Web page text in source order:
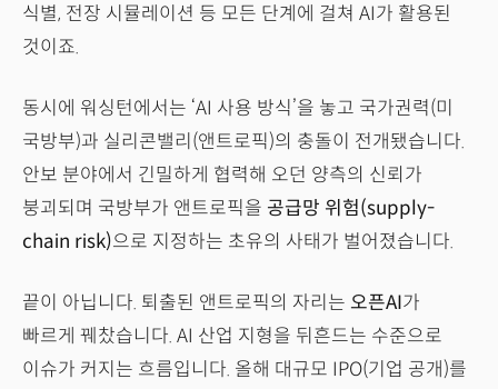
식별, 전장 시뮬레이션 등 모든 단계에 걸쳐 AI가 활용된
것이죠.
동시에 워싱턴에서는 ‘AI 사용 방식’을 놓고 국가권력(미
국방부)과 실리콘밸리(앤트로픽)의 충돌이 전개됐습니다.
안보 분야에서 긴밀하게 협력해 오던 양측의 신뢰가
붕괴되며 국방부가 앤트로픽을 공급망 위험(supply-
chain risk)으로 지정하는 초유의 사태가 벌어졌습니다.
끝이 아닙니다. 퇴출된 앤트로픽의 자리는 오픈AI가
빠르게 꿰찼습니다. AI 산업 지형을 뒤흔드는 수준으로
이슈가 커지는 흐름입니다. 올해 대규모 IPO(기업 공개)를